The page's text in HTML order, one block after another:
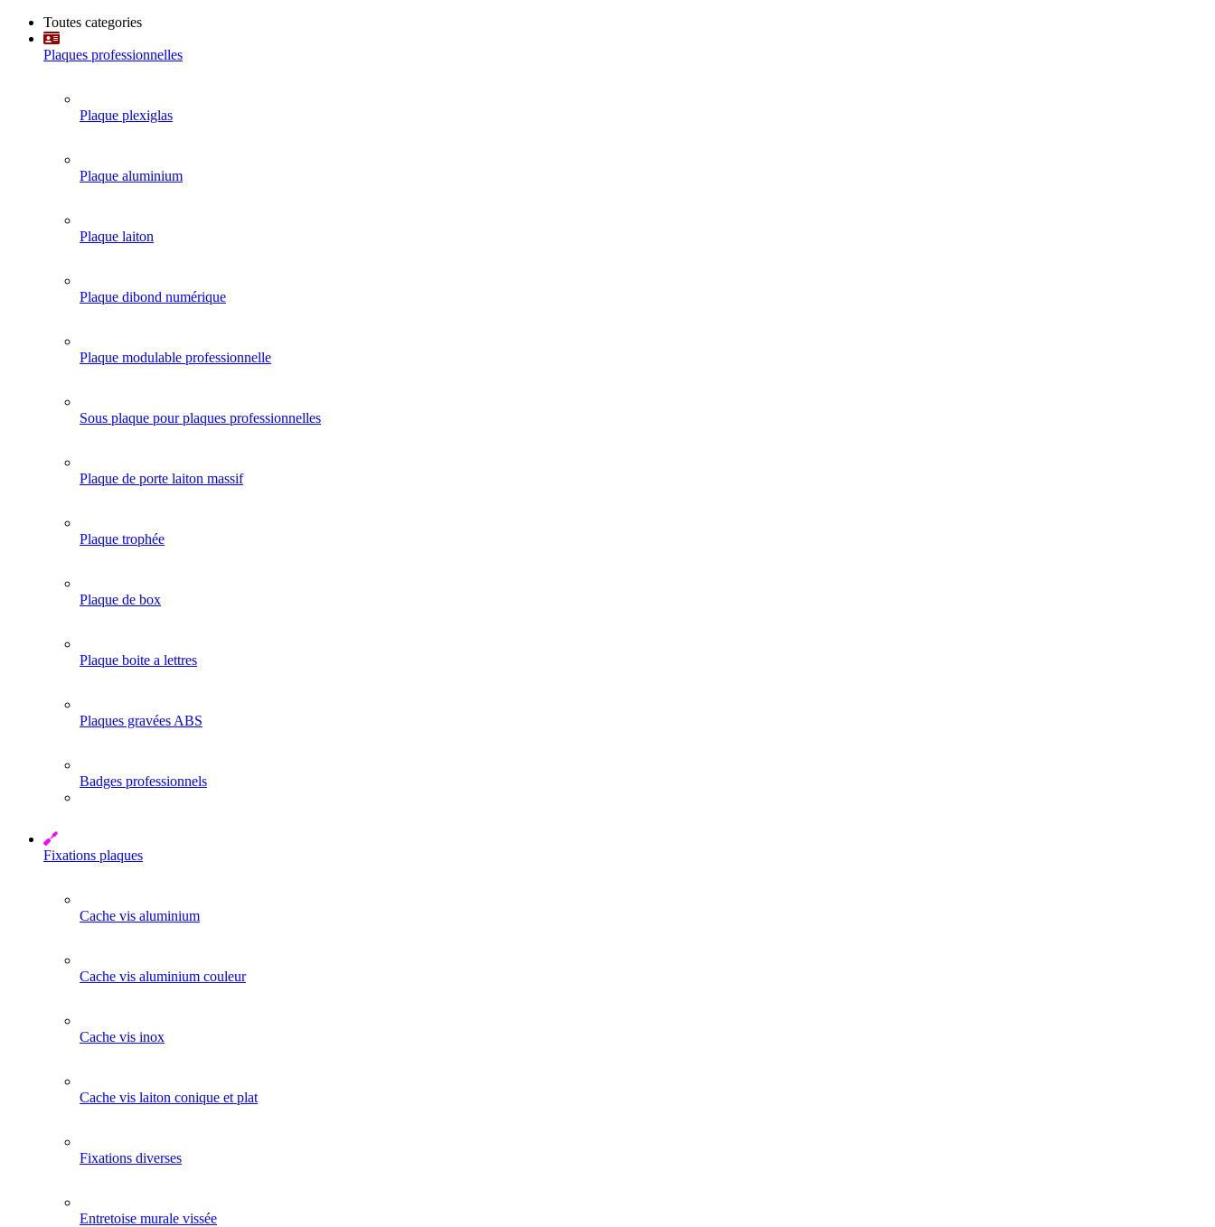
Toutes categories
Plaques professionnelles
Plaque plexiglas
Plaque aluminium
Plaque laiton
Plaque dibond numérique
Plaque modulable professionnelle
Sous plaque pour plaques professionnelles
Plaque de porte laiton massif
Plaque trophée
Plaque de box
Plaque boite a lettres
Plaques gravées ABS
Badges professionnels
Fixations plaques
Cache vis aluminium
Cache vis aluminium couleur
Cache vis inox
Cache vis laiton conique et plat
Fixations diverses
Entretoise murale vissée